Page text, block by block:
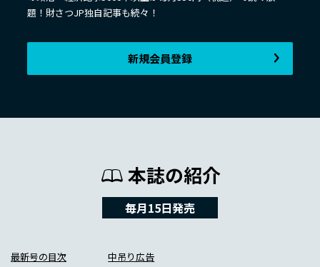
題！財さつJP独自記事も続々！
新規会員登録
本誌の紹介
毎月15日発売
最新号の目次 中吊り広告